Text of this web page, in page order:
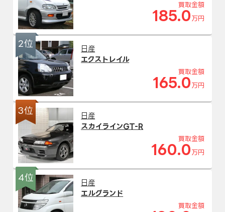
買取金額
185.0 万円
2位
日産
エクストレイル
買取金額
165.0 万円
3位
日産
スカイラインGT-R
買取金額
160.0 万円
4位
日産
エルグランド
買取金額